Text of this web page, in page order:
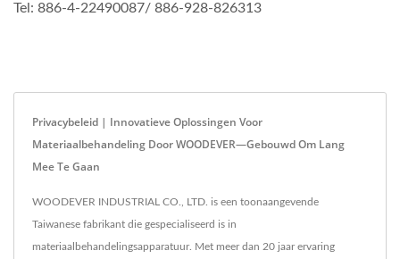
Tel: 886-4-22490087/ 886-928-826313
Privacybeleid | Innovatieve Oplossingen Voor
Materiaalbehandeling Door WOODEVER—Gebouwd Om Lang
Mee Te Gaan
WOODEVER INDUSTRIAL CO., LTD. is een toonaangevende
Taiwanese fabrikant die gespecialiseerd is in
materiaalbehandelingsapparatuur. Met meer dan 20 jaar ervaring